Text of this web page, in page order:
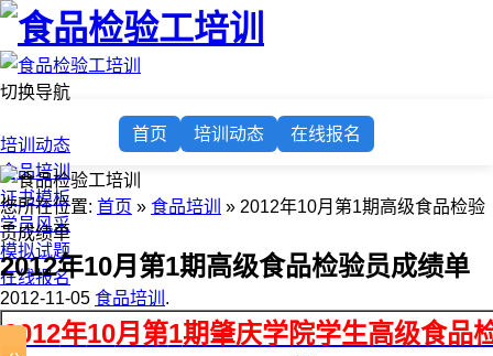
切换导航
培训动态
食品培训
证书模板
学员风采
模拟试题
在线报名
首页 培训动态 在线报名
您所在位置: 首页 » 食品培训
» 2012年10月第1期高级食品检验
员成绩单
2012年10月第1期高级食品检验员成绩单
2012-11-05 食品培训 .
2012年10月第1期肇庆学院学生高级食品